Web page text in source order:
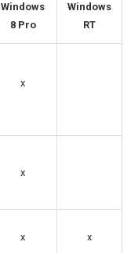
Windows
8 Pro
Windows
RT
x
x
x x